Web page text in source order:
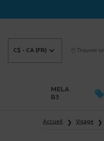
C$ - CA (FR) Trouver
MELA
B3
Accueil
Visage